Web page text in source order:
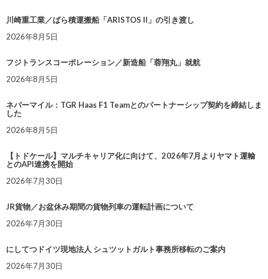
川崎重工業／ばら積運搬船「ARISTOS II」の引き渡し
2026年8月5日
フジトランスコーポレーション／新造船「蓉翔丸」就航
2026年8月5日
ネバーマイル：TGR Haas F1 Teamとのパートナーシップ契約を締結しま
した
2026年8月5日
【トドケール】マルチキャリア化に向けて、2026年7月よりヤマト運輸
とのAPI連携を開始
2026年7月30日
JR貨物／お盆休み期間の貨物列車の運転計画について
2026年7月30日
にしてつドイツ現地法人 シュツットガルト事務所移転のご案内
2026年7月30日